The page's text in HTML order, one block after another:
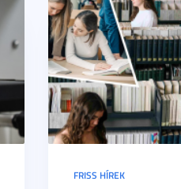
FRISS HÍREK